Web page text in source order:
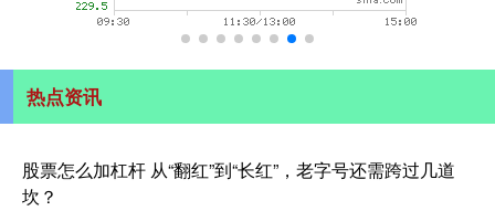
热点资讯
股票怎么加杠杆 从“翻红”到“长红”，老字号还需跨过几道
坎？